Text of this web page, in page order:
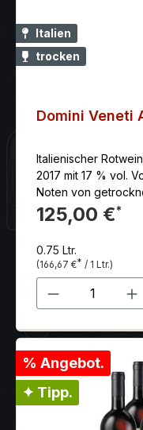
Italien
trocken
Domini Veneti
Italienischer
2017 mit 17 % vol.
Noten von
Tabak.
125,00 €*
0.75 Ltr.
(166,67 €* / 1 Ltr.)
Produkt
% Angebot.
✦ Tipp.